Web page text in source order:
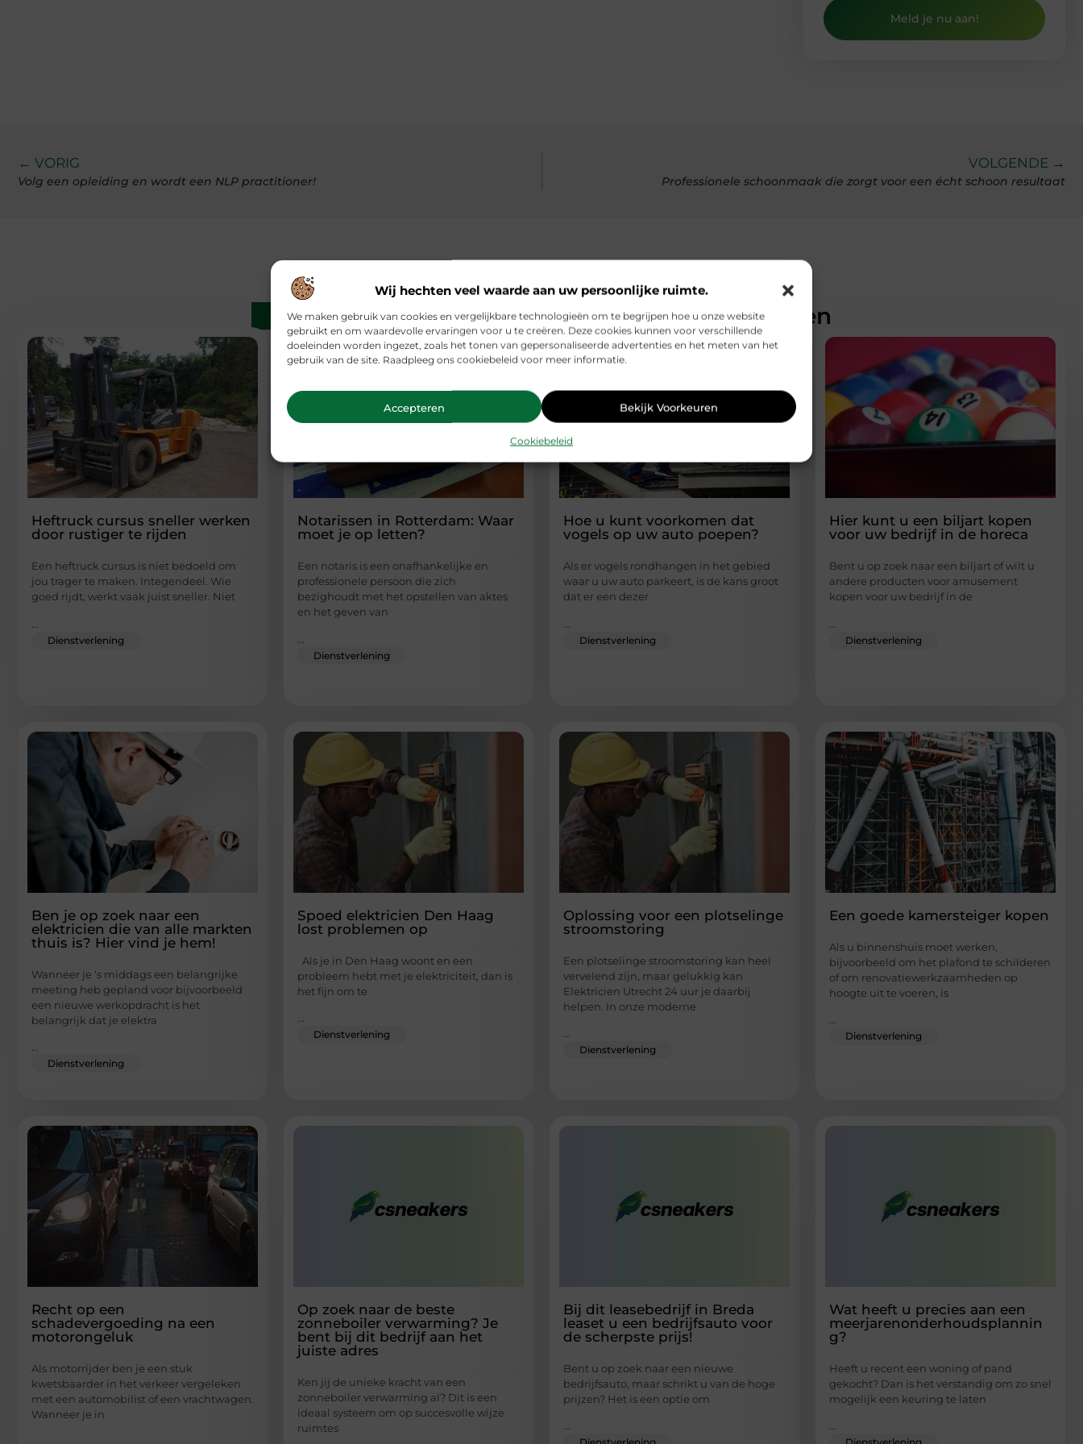
Wij hechten veel waarde aan uw persoonlijke ruimte.
We maken gebruik van cookies en vergelijkbare technologieën om te begrijpen hoe u onze website
gebruikt en om waardevolle ervaringen voor u te creëren. Deze cookies kunnen voor verschillende
doeleinden worden ingezet, zoals het tonen van gepersonaliseerde advertenties en het meten van het
gebruik van de site. Raadpleeg ons cookiebeleid voor meer informatie.
Accepteren Bekijk Voorkeuren
Cookiebeleid
Meld je nu aan!
← VORIG
Volg een opleiding en wordt een NLP practitioner!
VOLGENDE →
Professionele schoonmaak die zorgt voor een écht schoon resultaat
Gerelateerde artikelendie u mogelijk interesseren
Heftruck cursus sneller werken
door rustiger te rijden
Een heftruck cursus is niet bedoeld om
jou trager te maken. Integendeel. Wie
goed rijdt, werkt vaak juist sneller. Niet
Dienstverlening
Notarissen in Rotterdam: Waar
moet je op letten?
Een notaris is een onafhankelijke en
professionele persoon die zich
bezighoudt met het opstellen van aktes
en het geven van
Dienstverlening
Hoe u kunt voorkomen dat
vogels op uw auto poepen?
Als er vogels rondhangen in het gebied
waar u uw auto parkeert, is de kans groot
dat er een dezer
Dienstverlening
Hier kunt u een biljart kopen
voor uw bedrijf in de horeca
Bent u op zoek naar een biljart of wilt u
andere producten voor amusement
kopen voor uw bedrijf in de
Dienstverlening
Ben je op zoek naar een
elektricien die van alle markten
thuis is? Hier vind je hem!
Wanneer je ‘s middags een belangrijke
meeting heb gepland voor bijvoorbeeld
een nieuwe werkopdracht is het
belangrijk dat je elektra
Dienstverlening
Spoed elektricien Den Haag
lost problemen op
Als je in Den Haag woont en een
probleem hebt met je elektriciteit, dan is
het fijn om te
Dienstverlening
Oplossing voor een plotselinge
stroomstoring
Een plotselinge stroomstoring kan heel
vervelend zijn, maar gelukkig kan
Elektricien Utrecht 24 uur je daarbij
helpen. In onze moderne
Dienstverlening
Een goede kamersteiger kopen
Als u binnenshuis moet werken,
bijvoorbeeld om het plafond te schilderen
of om renovatiewerkzaamheden op
hoogte uit te voeren, is
Dienstverlening
Recht op een
schadevergoeding na een
motorongeluk
Als motorrijder ben je een stuk
kwetsbaarder in het verkeer vergeleken
met een automobilist of een vrachtwagen.
Wanneer je in
Op zoek naar de beste
zonneboiler verwarming? Je
bent bij dit bedrijf aan het
juiste adres
Ken jij de unieke kracht van een
zonneboiler verwarming al? Dit is een
ideaal systeem om op succesvolle wijze
ruimtes
Bij dit leasebedrijf in Breda
leaset u een bedrijfsauto voor
de scherpste prijs!
Bent u op zoek naar een nieuwe
bedrijfsauto, maar schrikt u van de hoge
prijzen? Het is een optie om
...
Wat heeft u precies aan een
meerjarenonderhoudsplannin
g?
Heeft u recent een woning of pand
gekocht? Dan is het verstandig om zo snel
mogelijk een keuring te laten
...